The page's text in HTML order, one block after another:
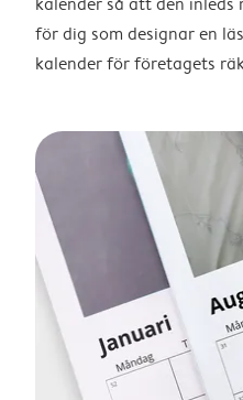
för dig som designar en
kalender för företagets